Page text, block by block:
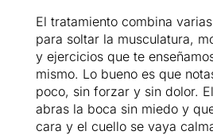
El tratamiento combina
para soltar la musculatura,
y ejercicios que te
mismo. Lo bueno es que
poco, sin forzar y sin dolor.
abras la boca sin miedo y
cara y el cuello se vaya